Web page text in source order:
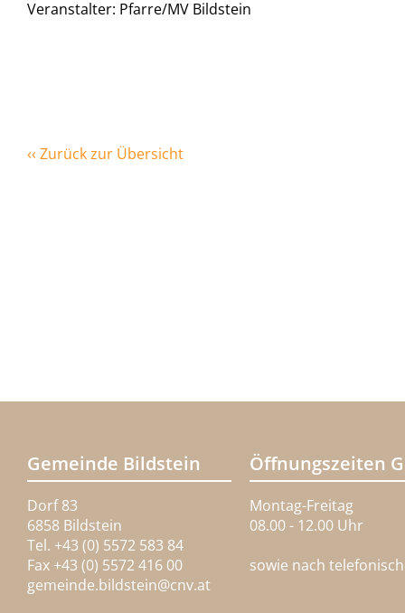
Veranstalter: Pfarre/MV Bildstein
‹‹ Zurück zur Übersicht
Gemeinde Bildstein
Dorf 83
6858 Bildstein
Tel. +43 (0) 5572 583 84
Fax +43 (0) 5572 416 00
gemeinde.bildstein@cnv.at
Öffnungszeiten
Montag-Freitag
08.00 - 12.00 Uhr
sowie nach